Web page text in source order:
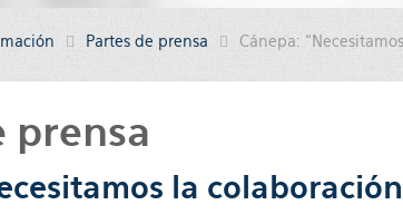
Partes de prensa Cánepa:
prensa
la